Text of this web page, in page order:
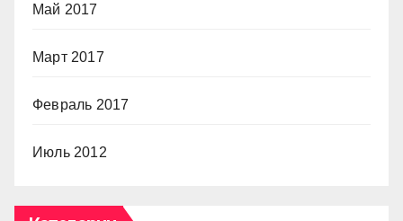
Май 2017
Март 2017
Февраль 2017
Июль 2012